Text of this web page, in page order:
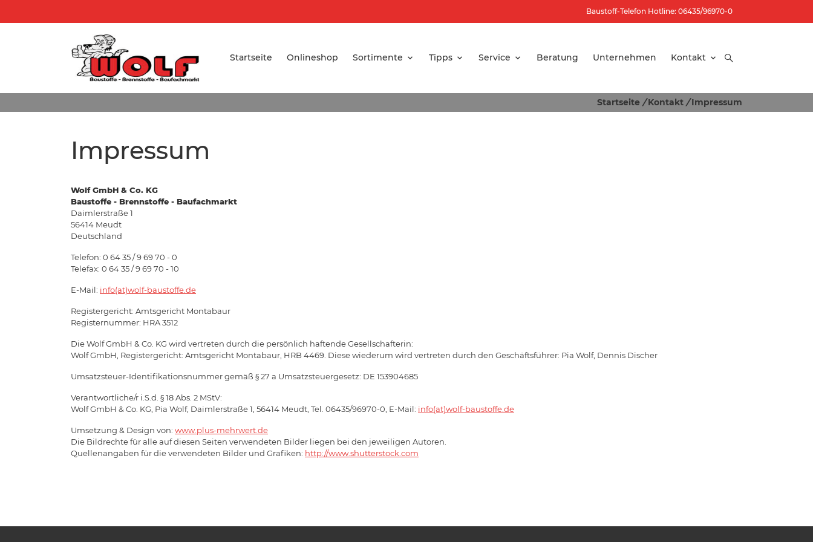
Baustoff-Telefon Hotline: 06435/96970-0
Startseite Onlineshop Sortimente Tipps Service Beratung Unternehmen Kontakt
Startseite / Kontakt / Impressum
Impressum
Wolf GmbH & Co. KG
Baustoffe - Brennstoffe - Baufachmarkt
Daimlerstraße 1
56414 Meudt
Deutschland
Telefon: 0 64 35 / 9 69 70 - 0
Telefax: 0 64 35 / 9 69 70 - 10
E-Mail: info(at)wolf-baustoffe.de
Registergericht: Amtsgericht Montabaur
Registernummer: HRA 3512
Die Wolf GmbH & Co. KG wird vertreten durch die persönlich haftende Gesellschafterin:
Wolf GmbH, Registergericht: Amtsgericht Montabaur, HRB 4469. Diese wiederum wird vertreten durch den Geschäftsführer: Pia Wolf, Dennis Discher
Umsatzsteuer-Identifikationsnummer gemäß § 27 a Umsatzsteuergesetz: DE 153904685
Verantwortliche/r i.S.d. § 18 Abs. 2 MStV:
Wolf GmbH & Co. KG, Pia Wolf, Daimlerstraße 1, 56414 Meudt, Tel. 06435/96970-0, E-Mail: info(at)wolf-baustoffe.de
Umsetzung & Design von: www.plus-mehrwert.de
Die Bildrechte für alle auf diesen Seiten verwendeten Bilder liegen bei den jeweiligen Autoren.
Quellenangaben für die verwendeten Bilder und Grafiken: http://www.shutterstock.com